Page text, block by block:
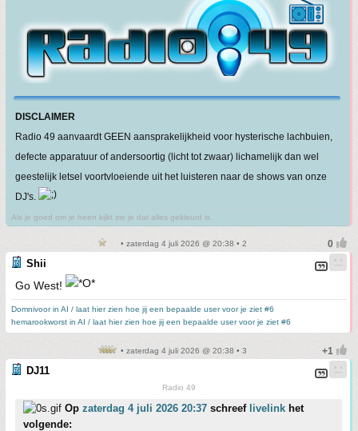
DISCLAIMER
Radio 49 aanvaardt GEEN aansprakelijkheid voor hysterische lachbuien,
defecte apparatuur of andersoortig (licht tot zwaar) lichamelijk dan wel
geestelijk letsel voortvloeiende uit het luisteren naar de shows van onze
DJ's.
Als je goed om je heen kijkt zie je dat alles gekleurd is.
• zaterdag 4 juli 2026 @ 20:38 • 2
Shii
Go West!
Domnivoor in AI / laat hier zien hoe jij een bepaalde user voor je ziet #6
hemarookworst in AI / laat hier zien hoe jij een bepaalde user voor je ziet #6
• zaterdag 4 juli 2026 @ 20:38 • 3
DJ11
Radio 49
Op zaterdag 4 juli 2026 20:37 schreef livelink het
volgende: